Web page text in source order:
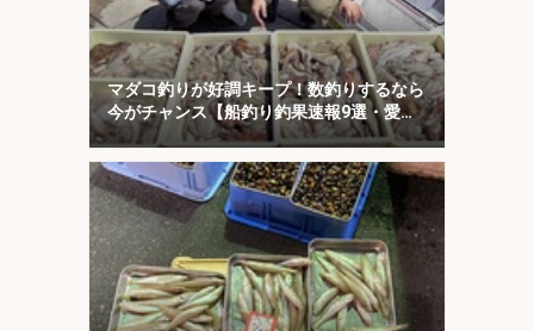
マダコ釣りが好調キープ！数釣りするなら
今がチャンス【船釣り釣果速報9選・愛
知】